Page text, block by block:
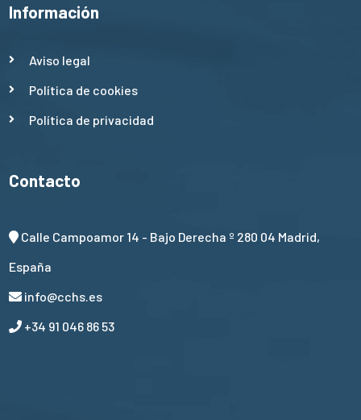
Información
Aviso legal
Política de cookies
Política de privacidad
Contacto
Calle Campoamor 14 - Bajo Derecha º 280 04 Madrid,
España
info@cchs.es
+34 91 046 86 53